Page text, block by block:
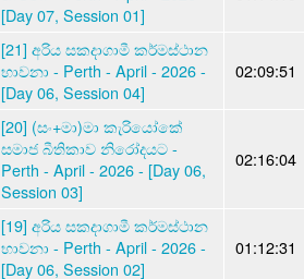
[Day 07, Session 01]
[21] අරිය සකදාගාමී කර්මස්ථාන
භාවනා - Perth - April - 2026 -
[Day 06, Session 04]
02:09:51
[20] (සං+මා)මා කැරියෝකේ
සමාජ බීතිකාව නිරෝදයට -
Perth - April - 2026 - [Day 06,
Session 03]
02:16:04
[19] අරිය සකදාගාමී කර්මස්ථාන
භාවනා - Perth - April - 2026 -
[Day 06, Session 02]
01:12:31